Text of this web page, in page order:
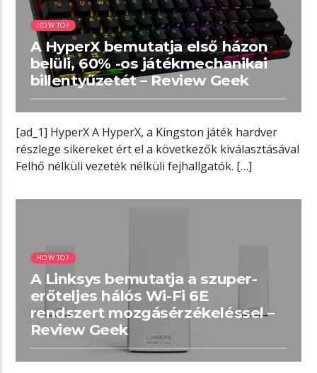
HOW TO?
A HyperX bemutatja első házon
belüli, 60% -os játékmechanikai
billentyűzetét – Review Geek
[ad_1] HyperX A HyperX, a Kingston játék hardver
részlege sikereket ért el a következők kiválasztásával
Felhő nélküli vezeték nélküli fejhallgatók. […]
HOW TO?
A Linksys bemutatja a szuper-
erőteljes hálós Wi-Fi 6E
rendszert mozgásérzékeléssel –
Review Geek